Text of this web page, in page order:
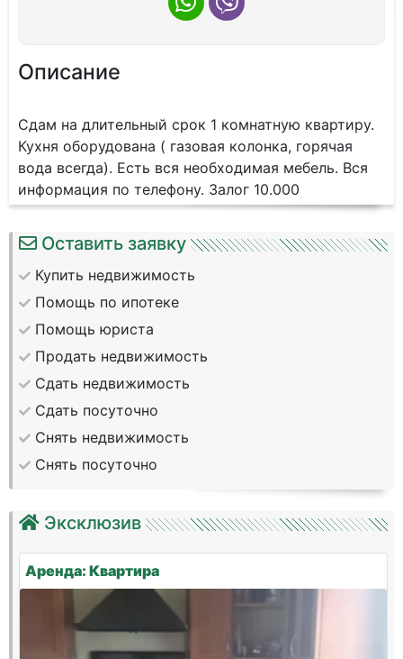
Описание
Сдам на длительный срок 1 комнатную квартиру.
Кухня оборудована ( газовая колонка, горячая
вода всегда). Есть вся необходимая мебель. Вся
информация по телефону. Залог 10.000
Оставить заявку
Купить недвижимость
Помощь по ипотеке
Помощь юриста
Продать недвижимость
Сдать недвижимость
Сдать посуточно
Снять недвижимость
Снять посуточно
Эксклюзив
Аренда: Квартира